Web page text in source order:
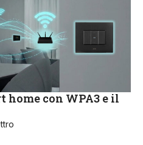
home con WPA3 e il